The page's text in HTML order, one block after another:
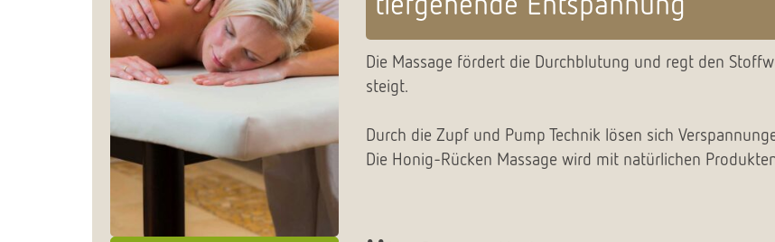
Die Massage fördert die Durchblutung und regt den
steigt.
Durch die Zupf und Pump Technik lösen sich
Die Honig-Rücken Massage wird mit natürlichen